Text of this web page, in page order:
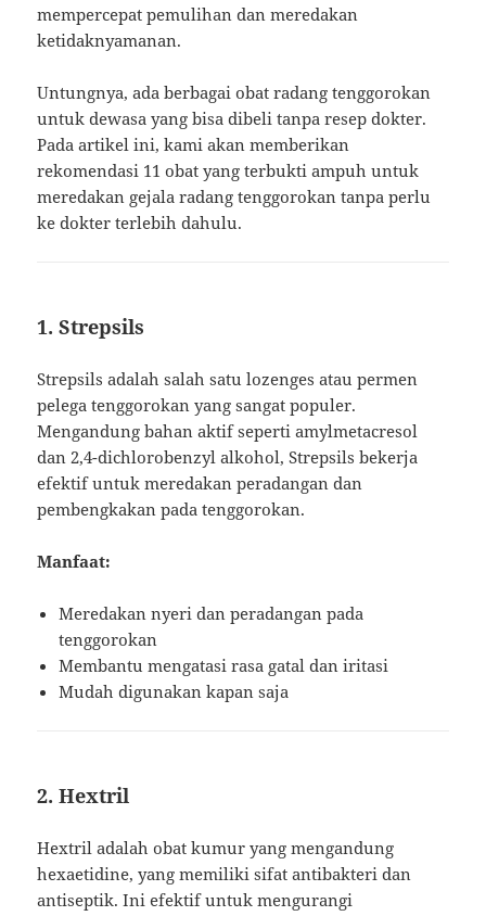
mempercepat pemulihan dan meredakan
ketidaknyamanan.
Untungnya, ada berbagai obat radang tenggorokan
untuk dewasa yang bisa dibeli tanpa resep dokter.
Pada artikel ini, kami akan memberikan
rekomendasi 11 obat yang terbukti ampuh untuk
meredakan gejala radang tenggorokan tanpa perlu
ke dokter terlebih dahulu.
1. Strepsils
Strepsils adalah salah satu lozenges atau permen
pelega tenggorokan yang sangat populer.
Mengandung bahan aktif seperti amylmetacresol
dan 2,4-dichlorobenzyl alkohol, Strepsils bekerja
efektif untuk meredakan peradangan dan
pembengkakan pada tenggorokan.
Manfaat:
Meredakan nyeri dan peradangan pada
tenggorokan
Membantu mengatasi rasa gatal dan iritasi
Mudah digunakan kapan saja
2. Hextril
Hextril adalah obat kumur yang mengandung
hexaetidine, yang memiliki sifat antibakteri dan
antiseptik. Ini efektif untuk mengurangi